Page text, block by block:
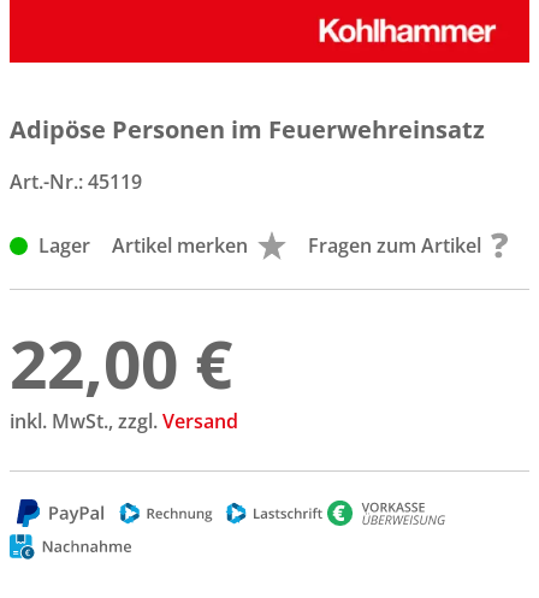
Adipöse Personen im Feuerwehreinsatz
Art.-Nr.:45119
Lager Artikel merken Fragen zum Artikel
22,00 €
inkl. MwSt., zzgl.Versand